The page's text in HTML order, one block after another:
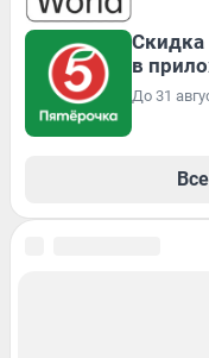
Скидка
в
До 31